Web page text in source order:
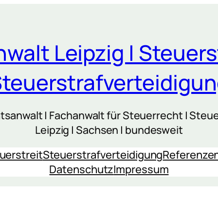
Leipzig |
| Fachanwalt für Steuerrecht |
Leipzig | Sachsen | bundesweit
Steuerstrafverteidigung
DatenschutzImpressum